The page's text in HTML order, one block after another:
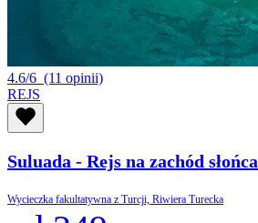
4.6/6 (11 opinii)
REJS
Suluada - Rejs na zachód słońca
Wycieczka fakultatywna z Turcji, Riwiera Turecka